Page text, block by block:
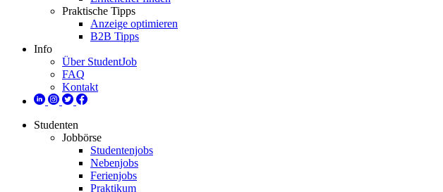
Praktische Tipps
Anzeige optimieren
B2B Tipps
Info
Über StudentJob
FAQ
Kontakt
Studenten
Jobbörse
Studentenjobs
Nebenjobs
Ferienjobs
Praktikum